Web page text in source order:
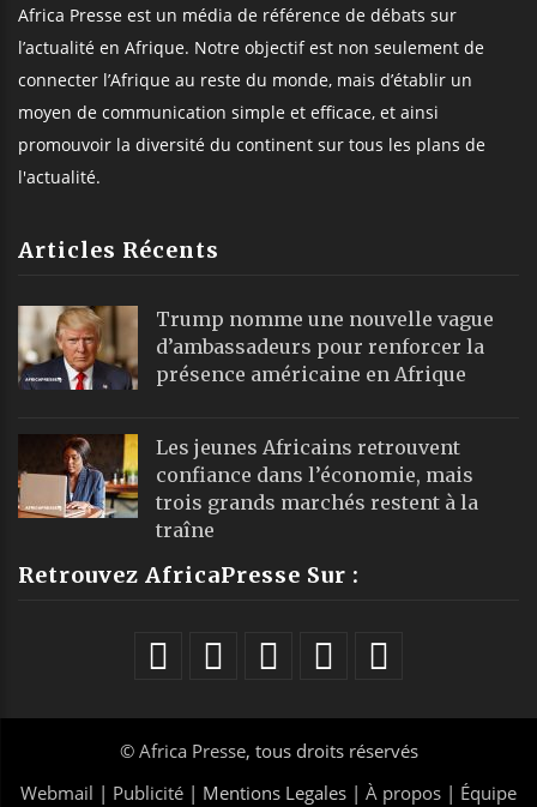
Africa Presse est un média de référence de débats sur
l’actualité en Afrique. Notre objectif est non seulement de
connecter l’Afrique au reste du monde, mais d’établir un
moyen de communication simple et efficace, et ainsi
promouvoir la diversité du continent sur tous les plans de
l'actualité.
Articles Récents
Trump nomme une nouvelle vague
d’ambassadeurs pour renforcer la
présence américaine en Afrique
Les jeunes Africains retrouvent
confiance dans l’économie, mais
trois grands marchés restent à la
traîne
Retrouvez AfricaPresse Sur :
© Africa Presse, tous droits réservés
Webmail | Publicité | Mentions Legales | À propos | Équipe